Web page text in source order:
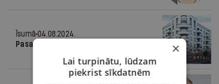
Īsumā 04.08.2024.
Pasaule vienā lappusē
×
Lai turpinātu, lūdzam
piekrist sīkdatnēm